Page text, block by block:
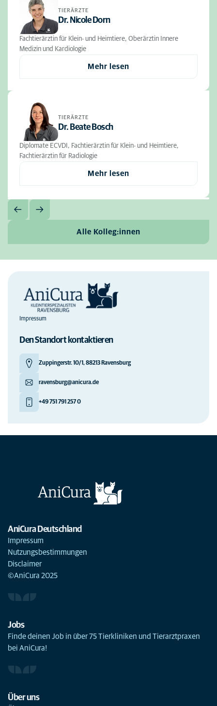
TIERÄRZTE
Dr. Nicole Dorn
Fachtierärztin für Klein- und Heimtiere, Oberärztin Innere
Medizin und Kardiologie
Mehr lesen
TIERÄRZTE
Dr. Beate Bosch
Diplomate ECVDI, Fachtierärztin für Klein- und Heimtiere,
Fachtierärztin für Radiologie
Mehr lesen
Alle Kolleg:innen
Impressum
Den Standort kontaktieren
Zuppingerstr. 10/1, 88213 Ravensburg
ravensburg@anicura.de
+49 751 791 257 0
AniCura Deutschland
Impressum
Nutzungsbestimmungen
Disclaimer
©AniCura 2025
Jobs
Finde deinen Job in über 75 Tierkliniken und Tierarztpraxen
bei AniCura!
Über uns